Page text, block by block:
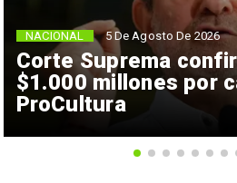
Corte Suprema
$1.000 millones por
ProCultura
NACIONAL 5 De Agosto De 2026